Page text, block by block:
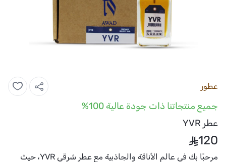
عطور
جميع منتجاتنا ذات جودة عالية 100%
عطر YVR
120
مرحبًا بك في عالم الأناقة والجاذبية مع عطر شرقي YVR، حيث